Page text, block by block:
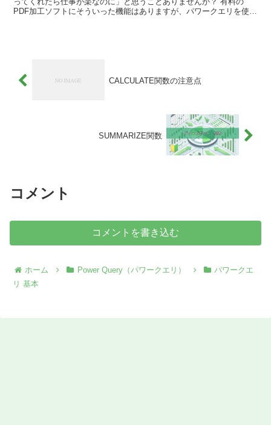
PDF加工ソフトにそういった機能はありますが、パワークエリを使え
CALCULATE関数の注意点
SUMMARIZE関数
コメント
コメントを書き込む
ホーム Power Query（パワークエリ）
パワークエ
リ 基本